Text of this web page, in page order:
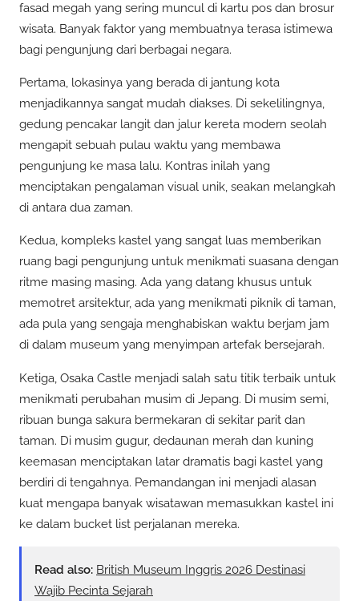
fasad megah yang sering muncul di kartu pos dan brosur
wisata. Banyak faktor yang membuatnya terasa istimewa
bagi pengunjung dari berbagai negara.
Pertama, lokasinya yang berada di jantung kota
menjadikannya sangat mudah diakses. Di sekelilingnya,
gedung pencakar langit dan jalur kereta modern seolah
mengapit sebuah pulau waktu yang membawa
pengunjung ke masa lalu. Kontras inilah yang
menciptakan pengalaman visual unik, seakan melangkah
di antara dua zaman.
Kedua, kompleks kastel yang sangat luas memberikan
ruang bagi pengunjung untuk menikmati suasana dengan
ritme masing masing. Ada yang datang khusus untuk
memotret arsitektur, ada yang menikmati piknik di taman,
ada pula yang sengaja menghabiskan waktu berjam jam
di dalam museum yang menyimpan artefak bersejarah.
Ketiga, Osaka Castle menjadi salah satu titik terbaik untuk
menikmati perubahan musim di Jepang. Di musim semi,
ribuan bunga sakura bermekaran di sekitar parit dan
taman. Di musim gugur, dedaunan merah dan kuning
keemasan menciptakan latar dramatis bagi kastel yang
berdiri di tengahnya. Pemandangan ini menjadi alasan
kuat mengapa banyak wisatawan memasukkan kastel ini
ke dalam bucket list perjalanan mereka.
Read also: British Museum Inggris 2026 Destinasi
Wajib Pecinta Sejarah